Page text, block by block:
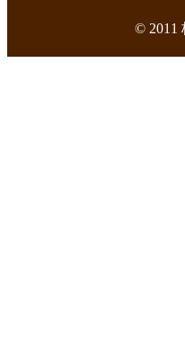
© 2011